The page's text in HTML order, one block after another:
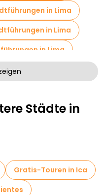
in Lima
in Lima
in Lima
Lima
Fototouren in Lima
in Lima
Lima
Städte in
Gratis-Touren in Ica